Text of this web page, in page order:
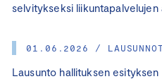
selvitykseksi
01.06.2026 / LAUSUNNOT
Lausunto hallituksen